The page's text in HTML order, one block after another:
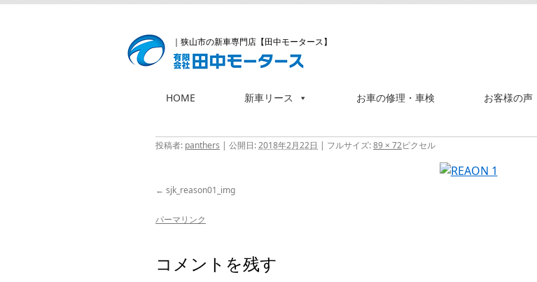
｜狭山市の新車専門店【田中モータース】
テ
ス
ッ
HOME 新車リース お車の修理・車検 お客様の声
投稿者: panthers | 公開日:2018年2月22日 | フルサイズ:89 × 72ピクセル
sjk_reason01_img
パーマリンク
コメントを残す